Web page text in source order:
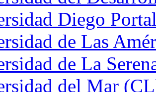
Diego
de Las
de La
del Mar